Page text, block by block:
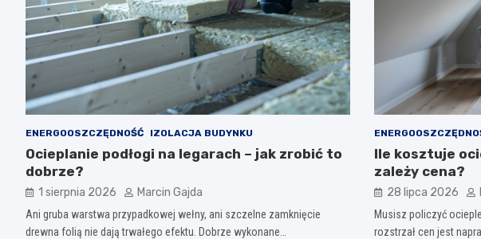
ENERGOOSZCZĘDNOŚĆ IZOLACJA BUDYNKU
Ocieplanie podłogi na legarach – jak zrobić to
dobrze?
1 sierpnia 2026 Marcin Gajda
Ani gruba warstwa przypadkowej wełny, ani szczelne zamknięcie
drewna folią nie dają trwałego efektu. Dobrze wykonane…
Ile kosztuje
zależy cena?
28 lipca 2026
Musisz policzyć
rozstrzał cen jest